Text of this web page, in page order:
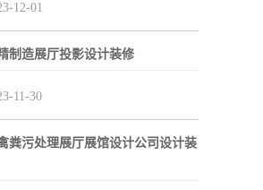
12-01
制造展厅投影设计装修
11-30
粪污处理展厅展馆设计公司设计装